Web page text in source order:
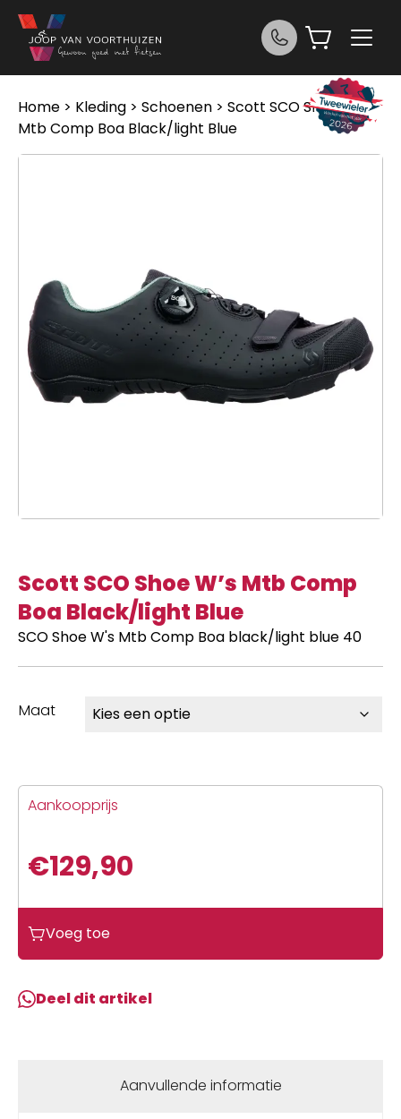
Ga naar de inhoud
Home > Kleding > Schoenen > Scott SCO Shoe W’s
Mtb Comp Boa Black/light Blue
Scott SCO Shoe W’s Mtb Comp
Boa Black/light Blue
SCO Shoe W's Mtb Comp Boa black/light blue 40
Maat
Aankoopprijs
€129,90
SCO
Shoe
Mtb
Voeg toe
Deel dit artikel
Aanvullende informatie